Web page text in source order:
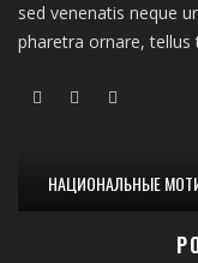
sed venenatis neque
pharetra ornare, tellus
НАЦИОНАЛЬНЫЕ